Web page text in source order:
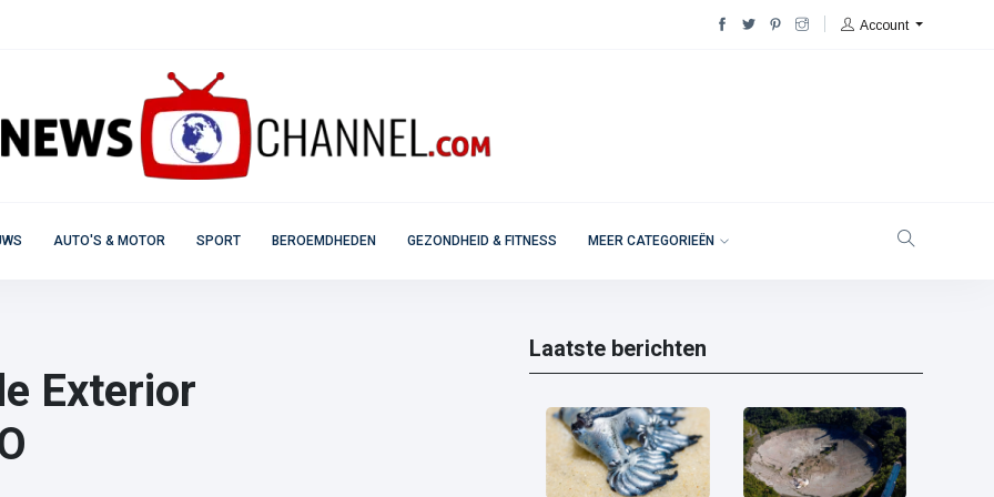
Account
AUTO'S & MOTOR SPORT BEROEMDHEDEN GEZONDHEID & FITNESS MEER CATEGORIEËN
Exterior
Laatste berichten